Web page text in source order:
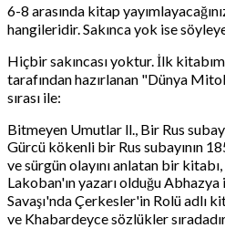
6-8 arasında kitap
hangileridir. Sakınca yok ise
Hiçbir sakıncası yoktur. İlk
tarafından hazırlanan "Dünya
sırası ile:
Bitmeyen Umutlar ll., Bir Rus
Gürcü kökenli bir Rus subayının
ve sürgün olayını anlatan bir
Lakoban'ın yazarı olduğu
Savaşı'nda Çerkesler'in Rolü adlı
ve Khabardeyce sözlükler